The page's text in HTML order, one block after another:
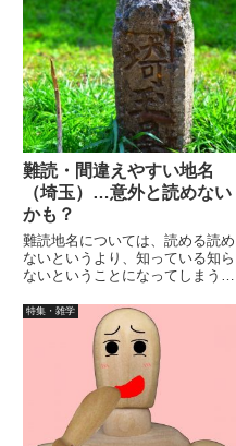
知らないと読めませんよね？
難読・間違えやすい地名
（埼玉）…意外と読めない
かも？
難読地名については、読める読め
ないというより、知っている知ら
ないということになってしまうの
みるのはいかがでしょうか？今回
は埼玉県編ですが、東京から近い
とは言え、やはり難しですよね？
恥を書かないためにも是非、一読
してください。
特集・雑学